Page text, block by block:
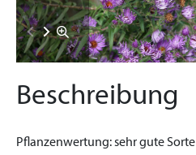
Beschreibung
Pflanzenwertung:sehr gute Sorte